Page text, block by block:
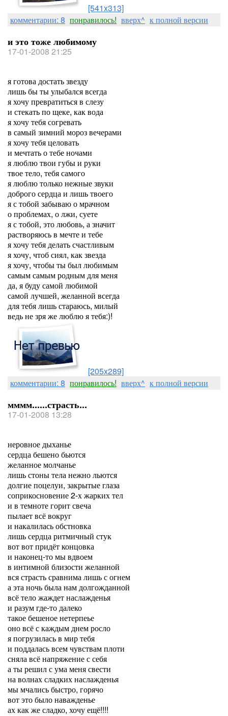
[541x313]
комментарии: 8 понравилось! вверх^ к полной версии
и это тоже любимому
17-01-2008 21:25
я готова достать звезду
лишь бы ты улыбался всегда
я хочу превратиться в слезу
и стекать по щеке, как вода
я хочу тебя согревать
в самый зимний мороз вечерами
я хочу тебя целовать
и мечтать о тебе ночами
я люблю твои губы и руки
твое тело, тебя самого
я люблю только нежные звуки
доброго сердца и лишь твоего
я с тобой забываю о мрачном
о проблемах, о лжи, суете
я с тобой, это любовь, а значит
растворяюсь в мечте и тебе
я хочу тебя делать счастливым
я хочу, чтоб сиял, как звезда
я хочу, чтобы ты был любимым
самым самым родным для меня
да, я буду самой любимой
самой лучшей, желанной всегда
для тебя лишь стараюсь, милый
ведь не зря же люблю я тебя:)!
[205x289]
комментарии: 8 понравилось! вверх^ к полной версии
мммм......страсть...
17-01-2008 13:28
неровное дыханье
сердца бешено бьются
желанное молчанье
лишь стоны тела нежно льются
долгие поцелуи, закрытые глаза
соприкосновение 2-х жарких тел
и в темноте горит свеча
пылает всё вокруг
и накалилась обстновка
лишь сердца ритмичный стук
вот вот придёт концовка
и наконец-то мы вдвоем
в интимной близости желанной
вся страсть сравнима лишь с огнем
а эта ночь была нам долгожданной
всё тело жаждет наслажденья
и разум где-то далеко
такое бешеное нетерпеье
оно всё с каждым днем росло
я погрузилась в мир тебя
и поддалась всем чувствам плоти
сняла всё напряжение с себя
а ты решил с ума меня свести
на волнах сладких наслажденья
мы мчались быстро, горячо
вот это было наважденье
ах как же сладко, хочу ещё!!!!